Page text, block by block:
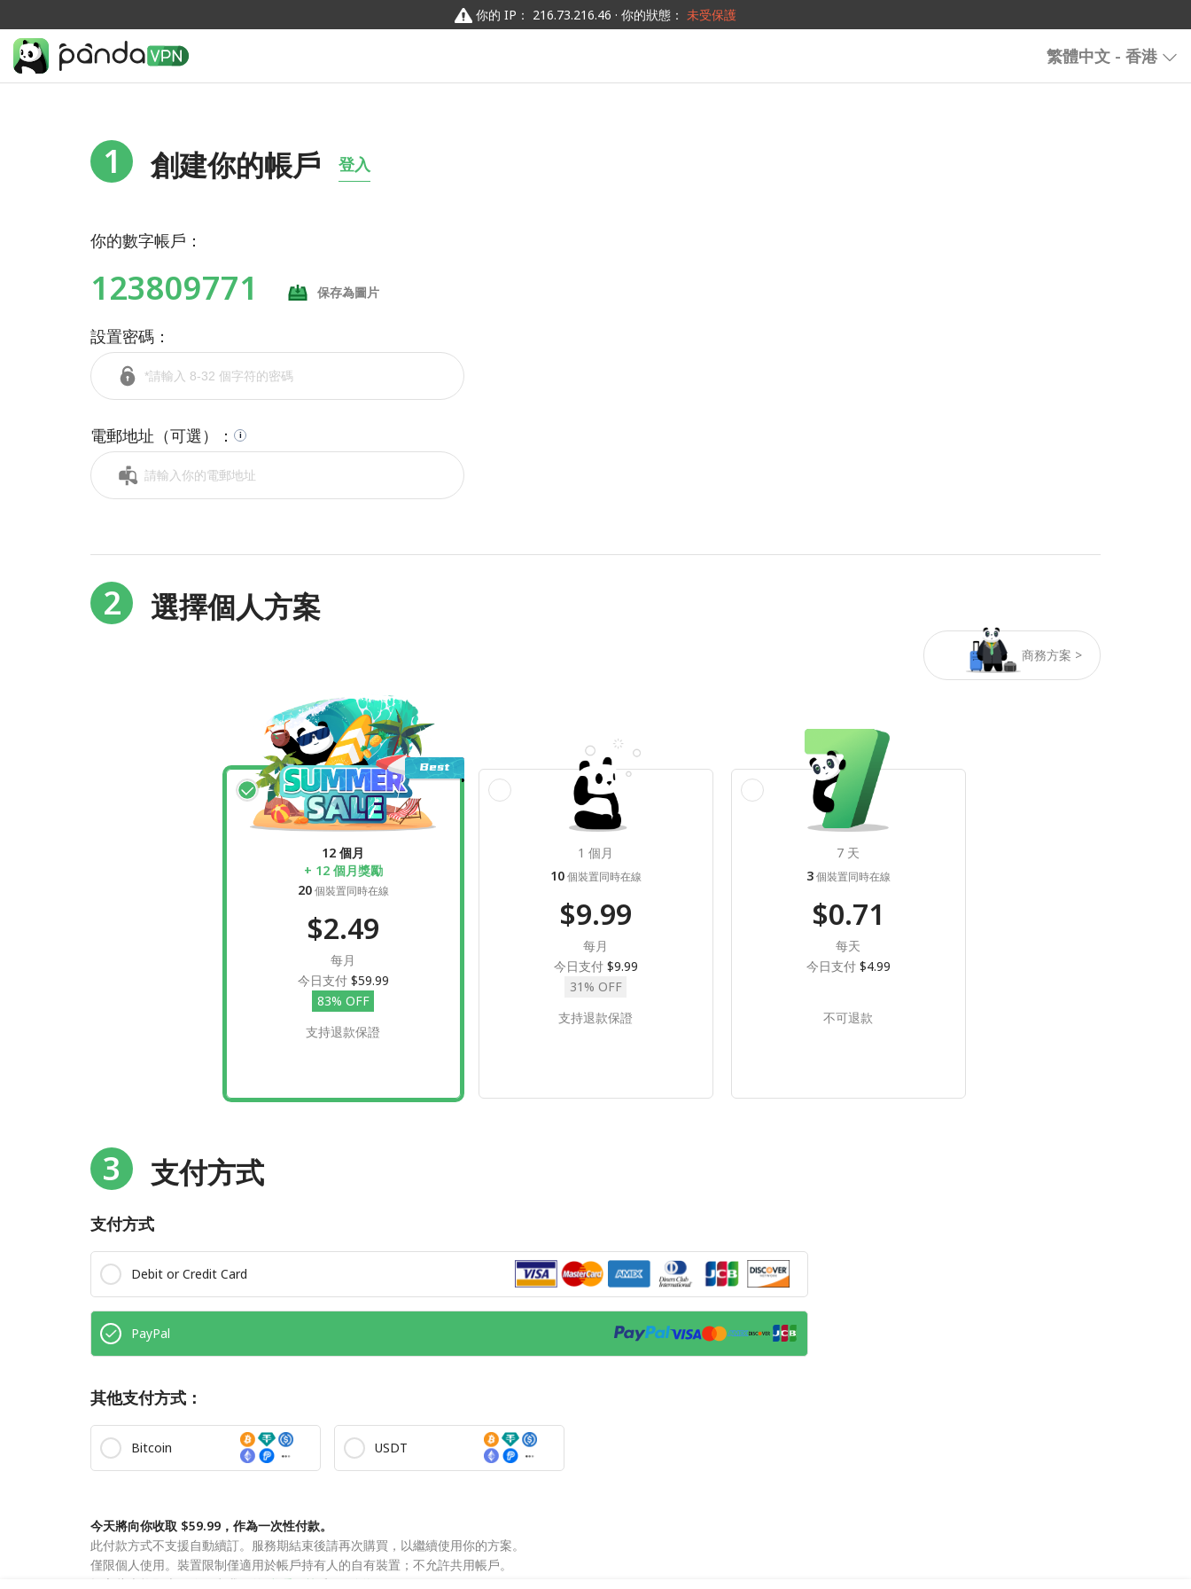
你的 IP： 216.73.216.46 · 你的狀態： 未受保護
繁體中文 - 香港
1 創建你的帳戶 登入
你的數字帳戶：
123809771 保存為圖片
設置密碼：
電郵地址（可選）： i
2 選擇個人方案
商務方案 >
12 個月
+ 12 個月獎勵
20個裝置同時在線
$2.49
每月
今日支付 $59.99
83% OFF
支持退款保證
1 個月
10個裝置同時在線
$9.99
每月
今日支付 $9.99
31% OFF
支持退款保證
7 天
3個裝置同時在線
$0.71
每天
今日支付 $4.99
不可退款
3 支付方式
支付方式
Debit or Credit Card
PayPal
其他支付方式：
Bitcoin USDT
今天將向你收取 $59.99，作為一次性付款。
此付款方式不支援自動續訂。服務期結束後請再次購買，以繼續使用你的方案。
僅限個人使用。裝置限制僅適用於帳戶持有人的自有裝置；不允許共用帳戶。
提交此表格即表示你同意我們的
私隱政策 和 服務條款